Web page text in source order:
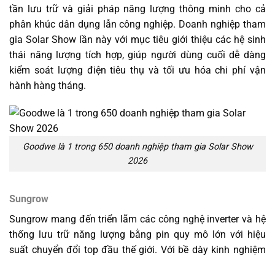
tần lưu trữ và giải pháp năng lượng thông minh cho cả
phân khúc dân dụng lẫn công nghiệp. Doanh nghiệp tham
gia Solar Show lần này với mục tiêu giới thiệu các hệ sinh
thái năng lượng tích hợp, giúp người dùng cuối dễ dàng
kiểm soát lượng điện tiêu thụ và tối ưu hóa chi phí vận
hành hàng tháng.
Goodwe là 1 trong 650 doanh nghiệp tham gia Solar Show
2026
Sungrow
Sungrow mang đến triển lãm các công nghệ inverter và hệ
thống lưu trữ năng lượng bằng pin quy mô lớn với hiệu
suất chuyển đổi top đầu thế giới. Với bề dày kinh nghiệm